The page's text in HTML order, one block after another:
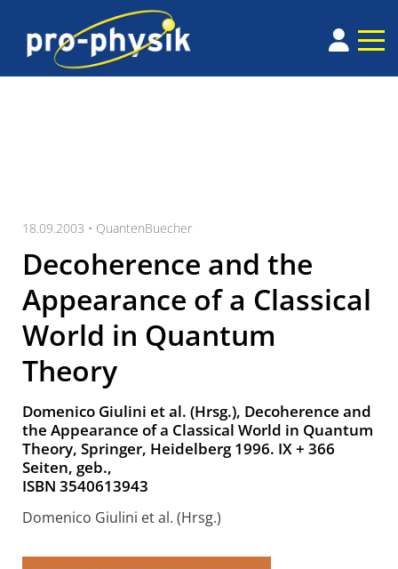
18.09.2003 • QuantenBuecher
Decoherence and the
Appearance of a Classical
World in Quantum
Theory
Domenico Giulini et al. (Hrsg.), Decoherence and
the Appearance of a Classical World in Quantum
Theory, Springer, Heidelberg 1996. IX + 366
Seiten, geb.,
ISBN 3540613943
Domenico Giulini et al. (Hrsg.)